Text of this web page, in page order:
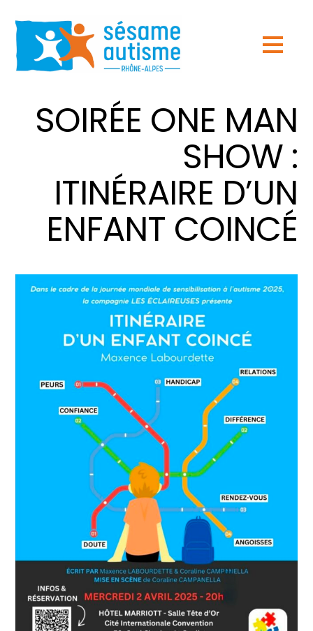
SOIRÉE ONE MAN
SHOW :
ITINÉRAIRE D’UN
ENFANT COINCÉ